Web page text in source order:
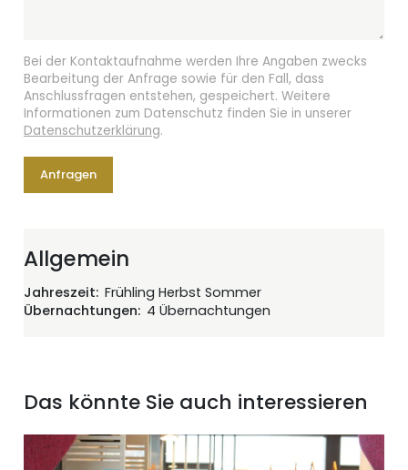
Bei der Kontaktaufnahme werden Ihre Angaben zwecks
Bearbeitung der Anfrage sowie für den Fall, dass
Anschlussfragen entstehen, gespeichert. Weitere
Informationen zum Datenschutz finden Sie in unserer
Datenschutzerklärung.
Anfragen
Allgemein
Jahreszeit Frühling Herbst Sommer
Übernachtungen 4 Übernachtungen
Das könnte Sie auch interessieren